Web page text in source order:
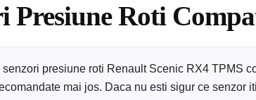
Presiune Roti
presiune roti Renault Scenic RX4 TPMS
mai jos. Daca nu esti sigur ce senzor